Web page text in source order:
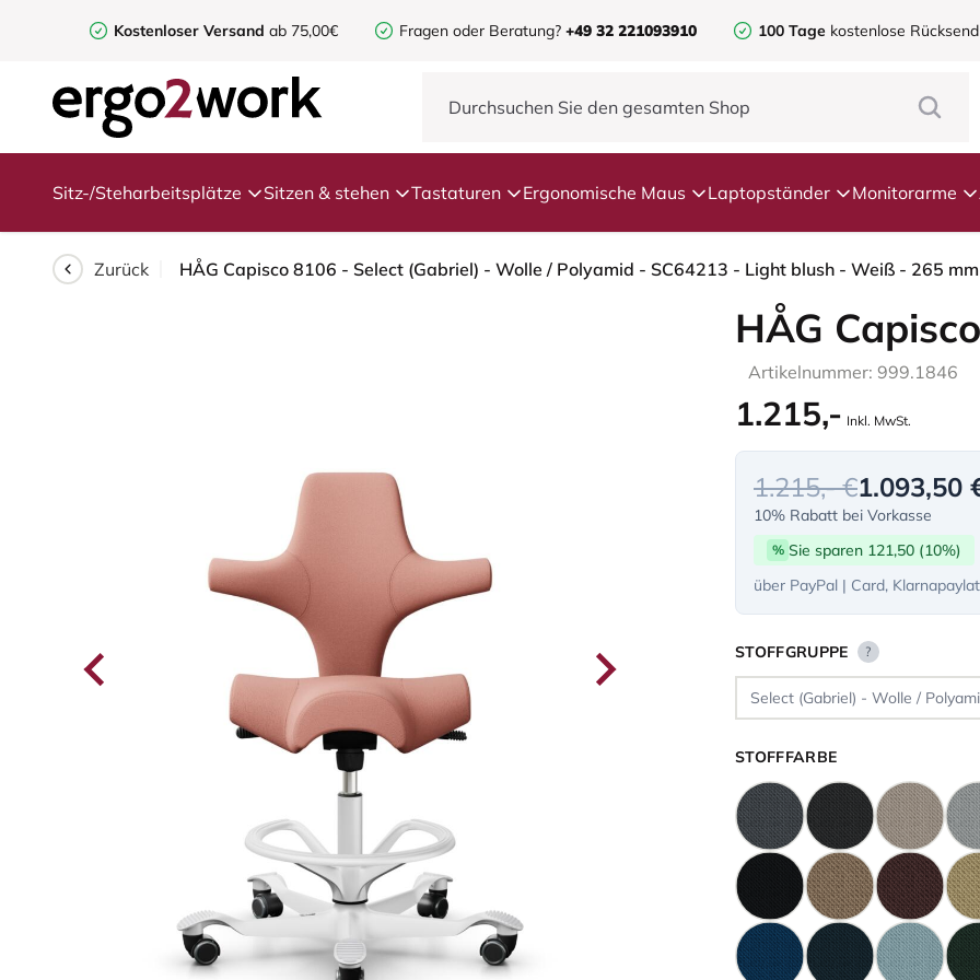
Kostenloser Versand ab 75,00€ Fragen oder Beratung? +49 32 221093910 100 Tage kostenlose
Sitz-/Steharbeitsplätze Sitzen & stehen Tastaturen Ergonomische Maus Laptopständer Monitorarme
Zurück HÅG Capisco 8106 - Select (Gabriel) - Wolle / Polyamid - SC64213 - Light blush - Weiß - 265
HÅG
Artikelnummer: 999.1846
1.215,- Inkl. MwSt.
1.215,- €1.093,50
10% Rabatt bei Vorkasse
% Sie sparen 121,50 (10%)
über PayPal | Card,
STOFFGRUPPE ?
STOFFFARBE